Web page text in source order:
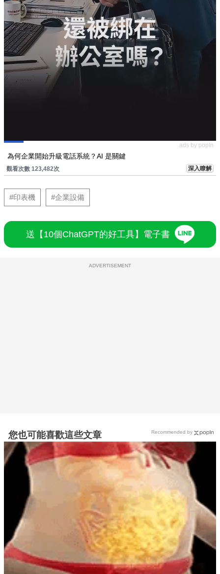
ads by popIn
為何企業開始升級電話系統？AI 是關鍵
觀看次數 123,482次 深入瞭解
#印表機 #企業設備
送【10個ChatGPT的好工具】電子書
ADVERTISEMENT
您也可能喜歡這些文章 Recommended by